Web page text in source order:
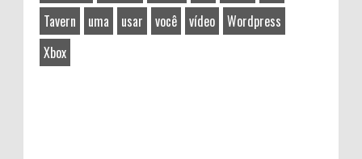
Tavern
uma usar você vídeo
Wordpress
Xbox